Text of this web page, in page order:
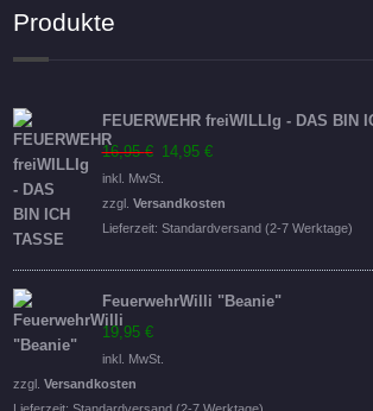
Produkte
FEUERWEHR freiWILLIg - DAS BIN
16,95€ Ursprünglicher
Preis
war:
16,95 €
14,95 €
ist:
14,95 €.
inkl. MwSt.
zzgl. Versandkosten
Lieferzeit: Standardversand (2-7 Werktage)
FeuerwehrWilli "Beanie"
19,95 €
inkl. MwSt.
zzgl. Versandkosten